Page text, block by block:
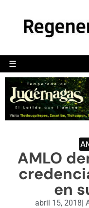
☰
AMLO
en
abril 15, 2018|